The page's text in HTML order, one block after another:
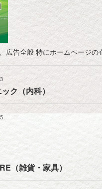
広告全般 特にホームページ
ク（内科）
（雑貨・家具）